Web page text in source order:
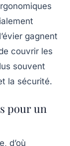
gagnent
couvrir les
souvent
la sécurité.
pour un
d’où